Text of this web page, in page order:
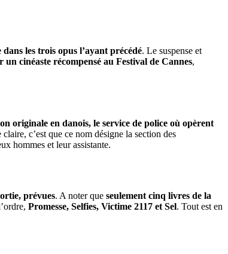
les trois opus l’ayant précédé. Le suspense et
un cinéaste récompensé au Festival de Cannes,
originale en danois, le service de police où opèrent
c’est que ce nom désigne la section des
hommes et leur assistante.
prévues. A noter que seulement cinq livres de la
Promesse, Selfies, Victime 2117 et Sel. Tout est en